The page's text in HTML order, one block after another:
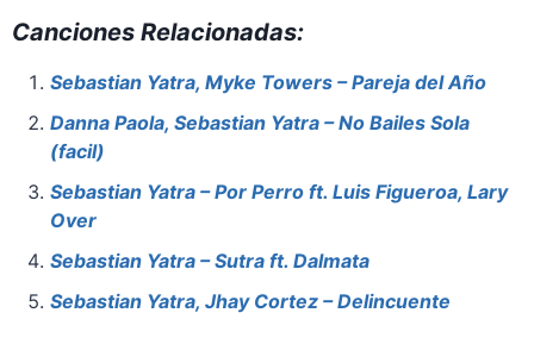
c
e
b
o
o
k
er
e
st
at
s
A
p
st
o
d
n
ai
l
e
Canciones Relacionadas:
Sebastian Yatra, Myke Towers – Pareja del Año
Danna Paola, Sebastian Yatra – No Bailes Sola
(facil)
Sebastian Yatra – Por Perro ft. Luis Figueroa, Lary
Over
Sebastian Yatra – Sutra ft. Dalmata
Sebastian Yatra, Jhay Cortez – Delincuente